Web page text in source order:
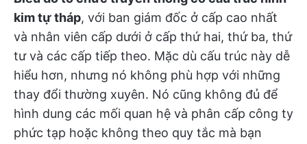
kim tự tháp, với ban giám đốc ở cấp cao nhất
và nhân viên cấp dưới ở cấp thứ hai, thứ ba, thứ
tư và các cấp tiếp theo. Mặc dù cấu trúc này dễ
hiểu hơn, nhưng nó không phù hợp với những
thay đổi thường xuyên. Nó cũng không đủ để
hình dung các mối quan hệ và phân cấp công ty
phức tạp hoặc không theo quy tắc mà bạn